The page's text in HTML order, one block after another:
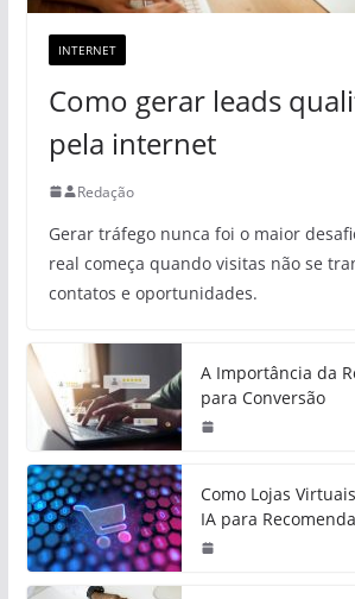
INTERNET
Como gerar leads
pela internet
Redação
Gerar tráfego nunca foi o maior
real começa quando visitas não se
contatos e oportunidades.
A Importância da
para Conversão
Como Lojas
IA para